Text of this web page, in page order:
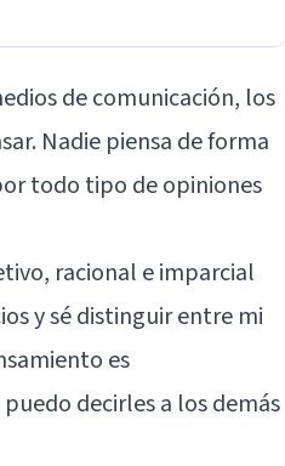
de comunicación, los
Nadie piensa de forma
todo tipo de opiniones
racional e imparcial
y sé distinguir entre mi
es
decirles a los demás